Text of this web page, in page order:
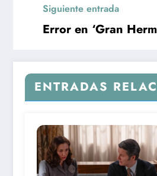
Siguiente entrada
Error en ‘Gran
ENTRADAS